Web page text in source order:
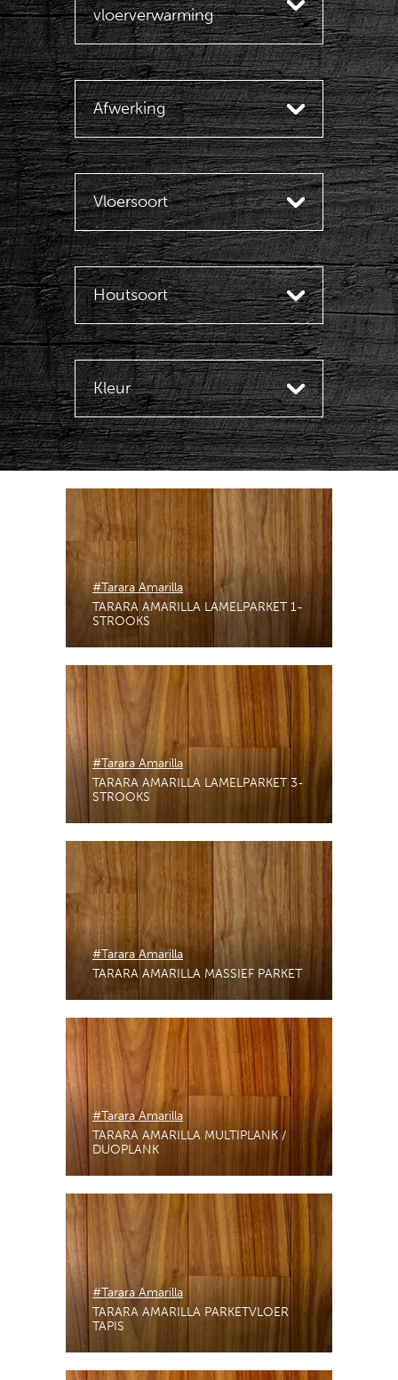
vloerverwarming
Afwerking
Vloersoort
Houtsoort
Kleur
#Tarara Amarilla
TARARA AMARILLA LAMELPARKET 1-
STROOKS
#Tarara Amarilla
TARARA AMARILLA LAMELPARKET 3-
STROOKS
#Tarara Amarilla
TARARA AMARILLA MASSIEF PARKET
#Tarara Amarilla
TARARA AMARILLA MULTIPLANK /
DUOPLANK
#Tarara Amarilla
TARARA AMARILLA PARKETVLOER
TAPIS